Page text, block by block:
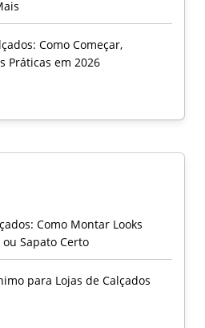
Como Começar,
Práticas em 2026
Como Montar Looks
Sapato Certo
para Lojas de Calçados